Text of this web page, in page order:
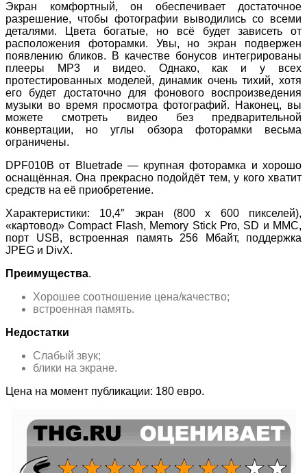
Экран комфортный, он обеспечивает достаточное
разрешение, чтобы фотографии выводились со всеми
деталями. Цвета богатые, но всё будет зависеть от
расположения фоторамки. Увы, но экран подвержен
появлению бликов. В качестве бонусов интегрированы
плееры MP3 и видео. Однако, как и у всех
протестированных моделей, динамик очень тихий, хотя
его будет достаточно для фонового воспроизведения
музыки во время просмотра фотографий. Наконец, вы
можете смотреть видео без предварительной
конвертации, но углы обзора фоторамки весьма
ограничены.
DPF010B от Bluetrade — крупная фоторамка и хорошо
оснащённая. Она прекрасно подойдёт тем, у кого хватит
средств на её приобретение.
Характеристики: 10,4″ экран (800 x 600 пикселей),
«картовод» Compact Flash, Memory Stick Pro, SD и MMC,
порт USB, встроенная память 256 Мбайт, поддержка
JPEG и DivX.
Преимущества.
Хорошее соотношение цена/качество;
встроенная память.
Недостатки
Слабый звук;
блики на экране.
Цена на момент публикации: 180 евро.